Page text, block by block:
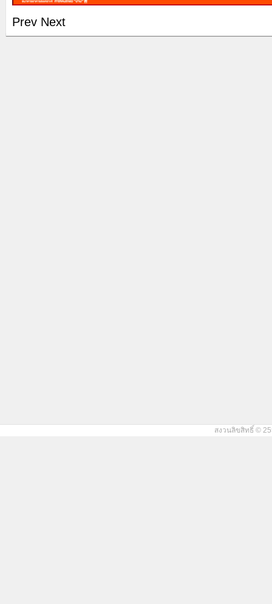
Prev Next
สงวนลิขสิทธิ์ ©